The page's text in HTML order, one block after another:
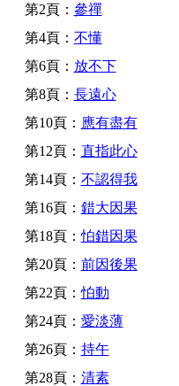
第2頁： 參禪
第4頁： 不懂
第6頁： 放不下
第8頁： 長遠心
第10頁： 應有盡有
第12頁： 直指此心
第14頁： 不認得我
第16頁： 錯大因果
第18頁：怕錯因果
第20頁： 前因後果
第22頁：怕動
第24頁： 愛淡薄
第26頁： 持午
第28頁： 清素